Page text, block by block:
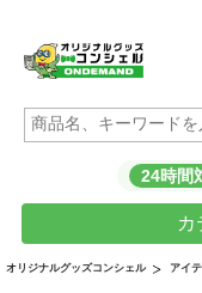
24時間
カ
オリジナルグッズコンシェル アイ